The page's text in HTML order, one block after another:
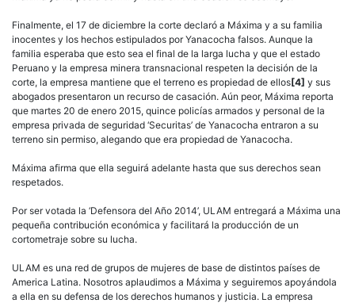
Finalmente, el 17 de diciembre la corte declaró a Máxima y a su familia
inocentes y los hechos estipulados por Yanacocha falsos. Aunque la
familia esperaba que esto sea el final de la larga lucha y que el estado
Peruano y la empresa minera transnacional respeten la decisión de la
corte, la empresa mantiene que el terreno es propiedad de ellos[4] y sus
abogados presentaron un recurso de casación. Aún peor, Máxima reporta
que martes 20 de enero 2015, quince policías armados y personal de la
empresa privada de seguridad ‘Securitas’ de Yanacocha entraron a su
terreno sin permiso, alegando que era propiedad de Yanacocha.
Máxima afirma que ella seguirá adelante hasta que sus derechos sean
respetados.
Por ser votada la ‘Defensora del Año 2014’, ULAM entregará a Máxima una
pequeña contribución económica y facilitará la producción de un
cortometraje sobre su lucha.
ULAM es una red de grupos de mujeres de base de distintos países de
America Latina. Nosotros aplaudimos a Máxima y seguiremos apoyándola
a ella en su defensa de los derechos humanos y justicia. La empresa